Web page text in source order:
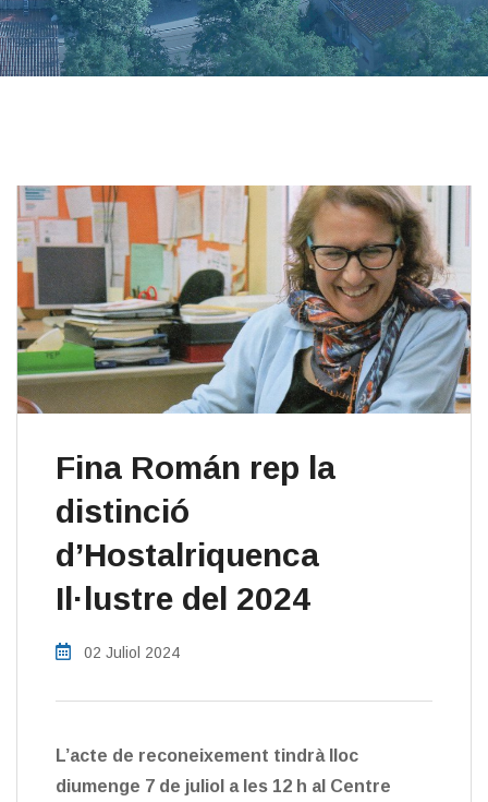
​Fina Román rep la
distinció
d’Hostalriquenca
Il·lustre del 2024
02 Juliol 2024
L’acte de reconeixement tindrà lloc
diumenge 7 de juliol a les 12 h al Centre